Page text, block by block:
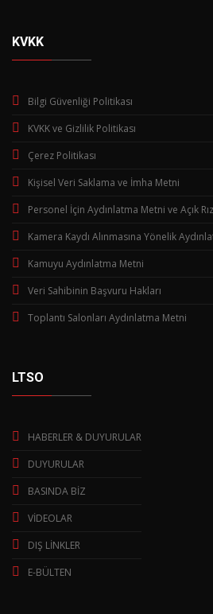
KVKK
Bilgi Güvenliği Politikası
KVKK ve Gizlilik Politikası
Çerez Politikası
Kişisel Veri Saklama ve İmha Metni
Personel İçin Aydınlatma Metni ve Açık
Kamera Kaydı Alınmasına Yönelik
Kamuyu Aydınlatma Metni
Veri Sahibinin Başvuru Hakları
Toplantı Salonları Aydınlatma Metni
LTSO
HABERLER & DUYURULAR
DUYURULAR
BASINDA BİZ
VİDEOLAR
DIŞ LİNKLER
E-BÜLTEN